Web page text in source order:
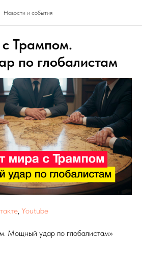
Новости и события
Трампом.
по глобалистам
Youtube
Мощный удар по глобалистам»